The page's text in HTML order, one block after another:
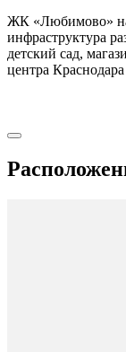
ЖК «Любимово»
инфраструктура
детский сад,
центра